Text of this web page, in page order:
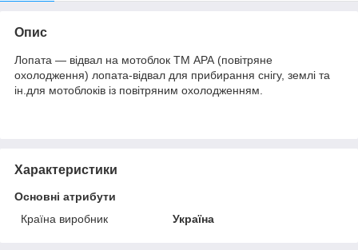
Опис
Лопата — відвал на мотоблок ТМ АРА (повітряне
охолодження) лопата-відвал для прибирання снігу, землі та
ін.для мотоблоків із повітряним охолодженням.
Характеристики
Основні атрибути
Країна виробник
Україна